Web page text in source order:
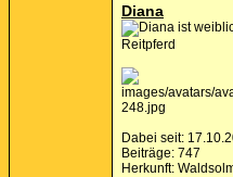
Diana
Reitpferd
Dabei seit:
Beiträge: 747
Herkunft: